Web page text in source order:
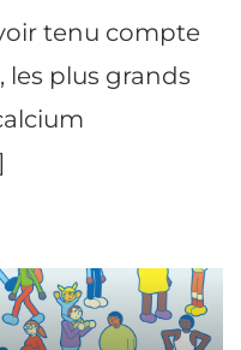
tenu compte
les plus grands